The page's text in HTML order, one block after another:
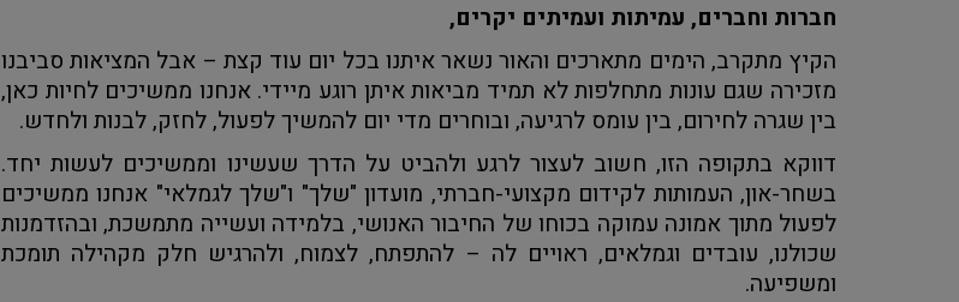
חברות וחברים, עמיתות ועמיתים יקרים,
הקיץ מתקרב, הימים מתארכים והאור נשאר איתנו בכל יום עוד קצת – אבל המציאות סביבנו
מזכירה שגם עונות מתחלפות לא תמיד מביאות איתן רוגע מיידי. אנחנו ממשיכים לחיות כאן,
בין שגרה לחירום, בין עומס לרגיעה, ובוחרים מדי יום להמשיך לפעול, לחזק, לבנות ולחדש.
דווקא בתקופה הזו, חשוב לעצור לרגע ולהביט על הדרך שעשינו וממשיכים לעשות יחד.
בשחר-און, העמותות לקידום מקצועי-חברתי, מועדון "שלך" ו"שלך לגמלאי" אנחנו ממשיכים
לפעול מתוך אמונה עמוקה בכוחו של החיבור האנושי, בלמידה ועשייה מתמשכת, ובהזדמנות
שכולנו, עובדים וגמלאים, ראויים לה – להתפתח, לצמוח, ולהרגיש חלק מקהילה תומכת
ומשפיעה.